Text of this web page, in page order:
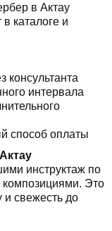
в Актау
каталоге и
консультанта
интервала
способ оплаты
инструктаж по
Это
и свежесть до